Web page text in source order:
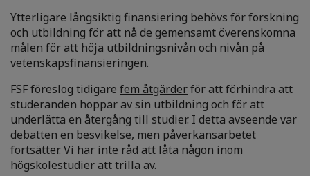
Ytterligare långsiktig finansiering behövs för forskning
och utbildning för att nå de gemensamt överenskomna
målen för att höja utbildningsnivån och nivån på
vetenskapsfinansieringen.
FSF föreslog tidigare fem åtgärderför att förhindra att
studeranden hoppar av sin utbildning och för att
underlätta en återgång till studier. I detta avseende var
debatten en besvikelse, men påverkansarbetet
fortsätter. Vi har inte råd att låta någon inom
högskolestudier att trilla av.